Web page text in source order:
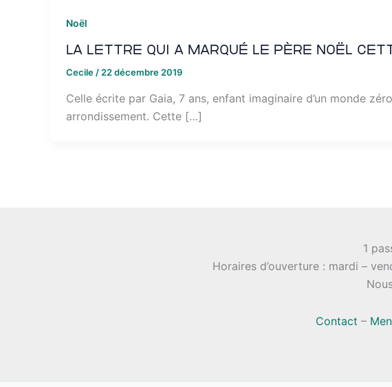
Noël
La lettre qui a marqué le Père Noël
Cecile/22 décembre 2019
Celle écrite par Gaia, 7 ans, enfant imaginaire d’un monde
arrondissement. Cette […]
1
Horaires d’ouverture : mardi –
Contact –